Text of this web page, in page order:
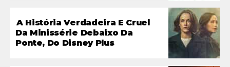
A História Verdadeira E Cruel
Da Minissérie Debaixo Da
Ponte, Do Disney Plus